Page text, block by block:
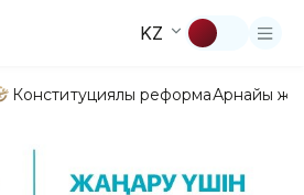
KZ
Конституциялық реформаАрнайы